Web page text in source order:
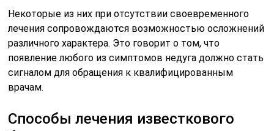
Некоторые из них при отсутствии своевременного
лечения сопровождаются возможностью осложнений
различного характера. Это говорит о том, что
появление любого из симптомов недуга должно стать
сигналом для обращения к квалифицированным
врачам.
Способы лечения известкового